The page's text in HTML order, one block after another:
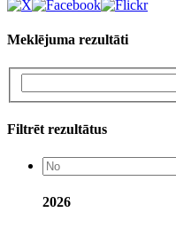
Meklējuma rezultāti
Filtrēt rezultātus
2026